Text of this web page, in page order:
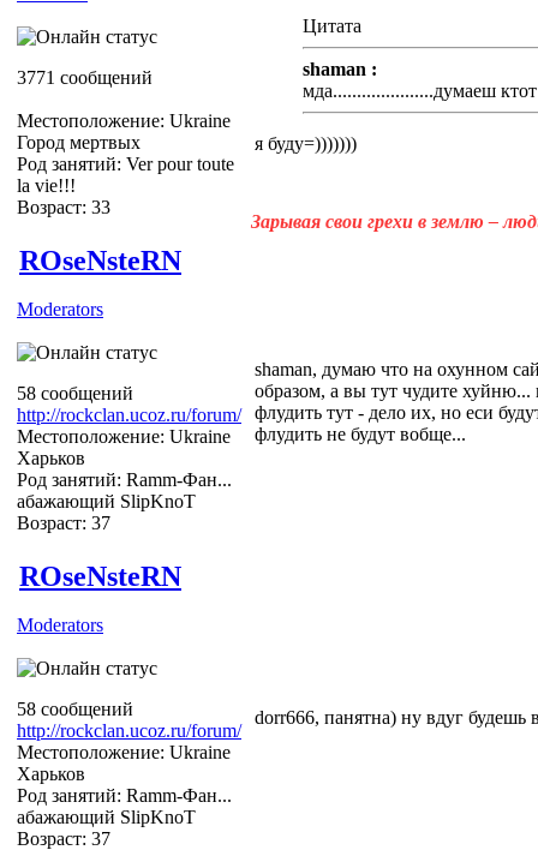
3771 сообщений
Местоположение: Ukraine
Город мертвых
Род занятий: Ver pour toute
la vie!!!
Возраст: 33
Цитата
shaman :
мда.....................думаеш ктот
я буду=)))))))
Зарывая свои грехи в землю –
ROseNsteRN
Moderators
58 сообщений
http://rockclan.ucoz.ru/forum/
Местоположение: Ukraine
Харьков
Род занятий: Ramm-Фан...
абажающий SlipKnoT
Возраст: 37
shaman, думаю что на охунном
образом, а вы тут чудите хуйню...
флудить тут - дело их, но еси
флудить не будут вобще...
ROseNsteRN
Moderators
58 сообщений
http://rockclan.ucoz.ru/forum/
Местоположение: Ukraine
Харьков
Род занятий: Ramm-Фан...
абажающий SlipKnoT
Возраст: 37
dorr666, панятна) ну вдуг будешь